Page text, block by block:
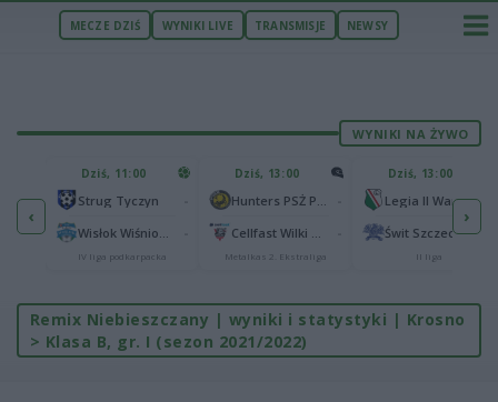
MECZE DZIŚ WYNIKI LIVE TRANSMISJE NEWSY
WYNIKI NA ŻYWO
‹
Podbeskidzie Bielsko-Biała2
2
Dziś, 11:00
Strug Tyczyn
IV liga podkarpacka
Dziś, 13:00
Metalkas 2. Ekstraliga
Dziś, 13:00
Legia II Warszawa
Świt Szczecin
II liga
›
Remix Niebieszczany | wyniki i statystyki | Krosno
> Klasa B, gr. I (sezon 2021/2022)